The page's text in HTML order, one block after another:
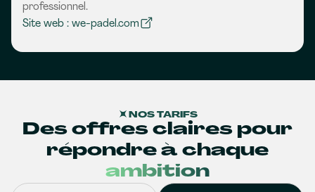
professionnel.
Site web : we-padel.com
NOS TARIFS
Des offres claires pour
répondre à chaque
ambition